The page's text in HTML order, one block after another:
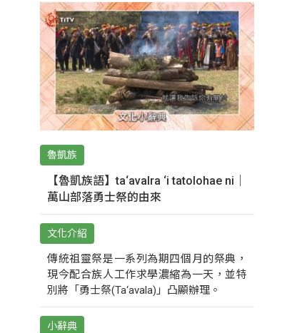
魯凱族
【魯凱族語】ta‘avalra ‘i tatolohae ni｜
萬山部落勇士祭的由來
文化介紹
傳統祖靈祭是一系列為期四個月的祭典，
現今配合族人工作求學濃縮為一天，並特
別將「勇士祭(Ta‘avala)」凸顯辦理。
小辭典